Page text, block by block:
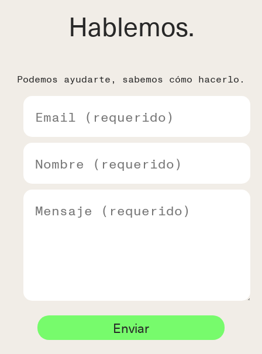
Hablemos.
Podemos ayudarte, sabemos cómo hacerlo.
Enviar